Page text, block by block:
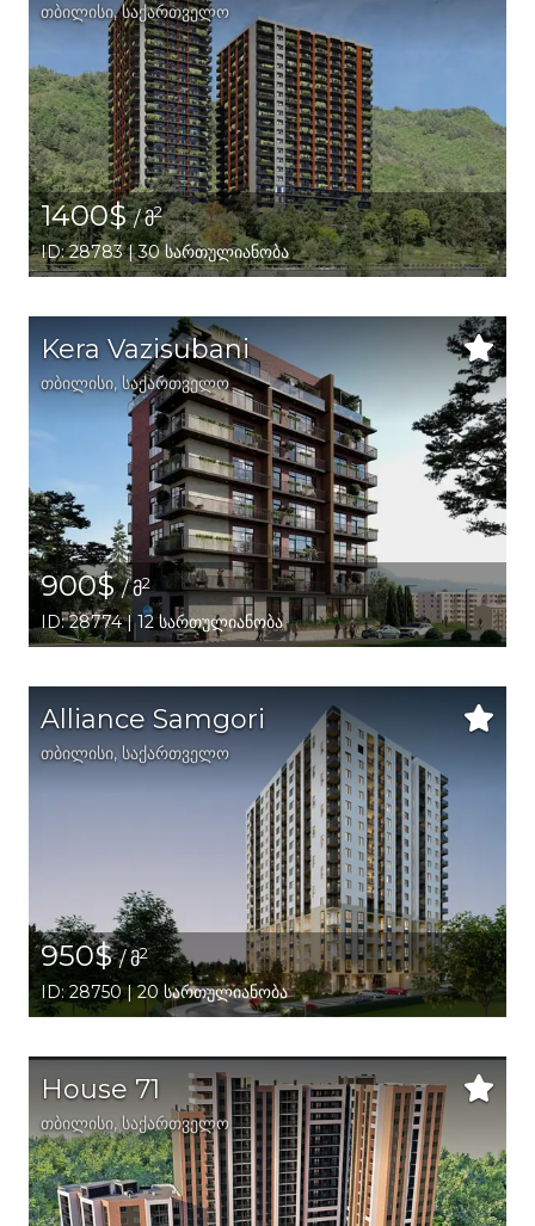
თბილისი,საქართველო
1400$/ მ2
ID: 28783 | 30 სართულიანობა
Kera Vazisubani
თბილისი, საქართველო
900$/ მ2
ID: 28774 | 12 სართულიანობა
Alliance Samgori
თბილისი, საქართველო
950$/ მ2
ID: 28750 | 20 სართულიანობა
House 71
თბილისი, საქართველო